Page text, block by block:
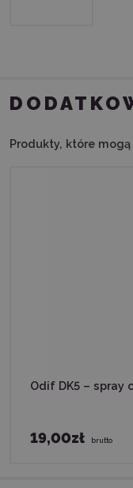
Produkty, które
Odif DK5 – spray
19,00zł brutto